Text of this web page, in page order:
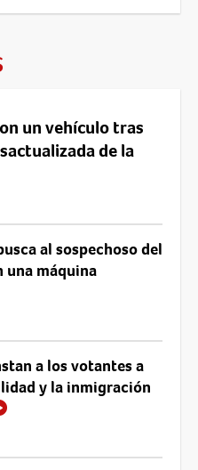
un vehículo tras
de la
al sospechoso del
una máquina
a los votantes a
y la inmigración